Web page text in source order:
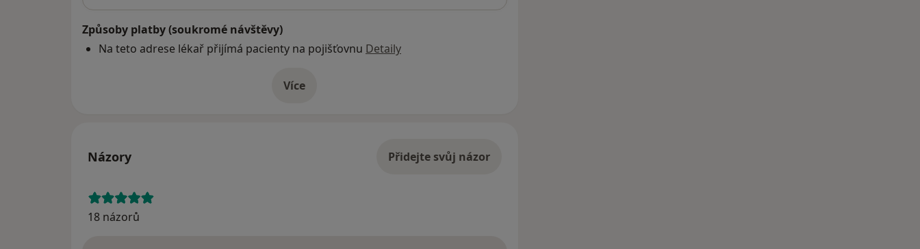
Způsoby platby (soukromé návštěvy)
Na teto adrese lékař přijímá pacienty na pojišťovnu Detaily
Víceo adrese
Názory Přidejte svůj názor
18 názorů